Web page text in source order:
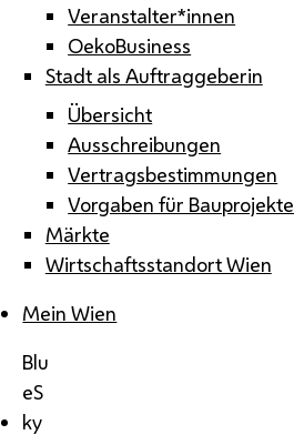
Veranstalter*innen
OekoBusiness
Stadt als Auftraggeberin
Übersicht
Ausschreibungen
Vertragsbestimmungen
Vorgaben für Bauprojekte
Märkte
Wirtschaftsstandort Wien
Mein Wien
Blu
eS
ky